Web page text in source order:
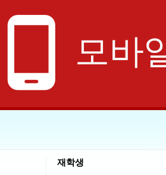
phone_android 모바
재학생